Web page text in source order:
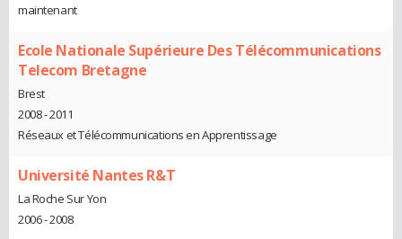
maintenant
Ecole Nationale Supérieure Des Télécommunications
Telecom Bretagne
Brest
2008 - 2011
Réseaux et Télécommunications en Apprentissage
Université Nantes R&T
La Roche Sur Yon
2006 - 2008